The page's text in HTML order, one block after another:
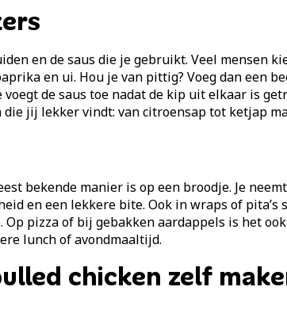
en de saus die je gebruikt. Veel mensen
en ui. Hou je van pittig? Voeg dan een
de saus toe nadat de kip uit elkaar is
jij lekker vindt: van citroensap tot ketjap
bekende manier is op een broodje. Je
en een lekkere bite. Ook in wraps of
pizza of bij gebakken aardappels is het
lunch of avondmaaltijd.
chicken zelf